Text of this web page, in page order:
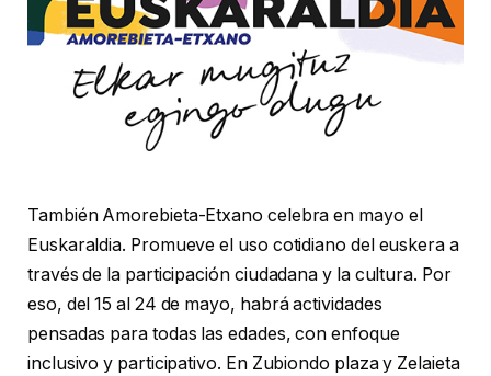
También Amorebieta-Etxano celebra en mayo el
Euskaraldia. Promueve el uso cotidiano del euskera a
través de la participación ciudadana y la cultura. Por
eso, del 15 al 24 de mayo, habrá actividades
pensadas para todas las edades, con enfoque
inclusivo y participativo. En Zubiondo plaza y Zelaieta